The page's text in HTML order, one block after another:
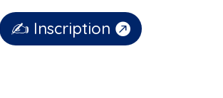
✍ Inscription